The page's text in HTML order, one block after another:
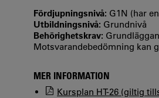
Fördjupningsnivå: G1N (har
Utbildningsnivå: Grundnivå
Behörighetskrav:
Motsvarandebedömning kan
MER INFORMATION
Kursplan HT-26 (giltig